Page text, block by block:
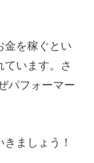
金を稼ぐとい
ています。さ
パフォーマー
ましょう！